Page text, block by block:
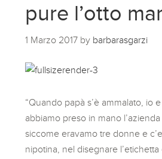
pure l’otto
1 Marzo 2017 by barbarasgarzi
“Quando papà s’è ammalato, io
abbiamo preso in mano l’azienda
siccome eravamo tre donne e
nipotina, nel disegnare